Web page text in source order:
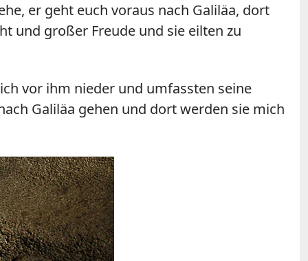
er geht euch voraus nach Galiläa, dort
und großer Freude und sie eilten zu
vor ihm nieder und umfassten seine
Galiläa gehen und dort werden sie mich